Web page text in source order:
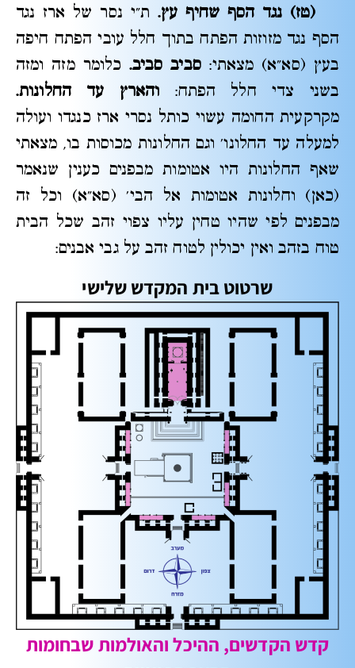
(טז) נגד הסף שחיף עץ. ת"י נסר של ארז נגד
הסף נגד מזוזות הפתח בתוך חלל עובי הפתח חיפה
בעץ (סא"א) מצאתי:סביב סביב. כלומר מזה ומזה
בשני צדי חלל הפתח: והארץ עד החלונות.
מקרקעית החומה עשוי כותל נסרי ארז כנגדו ועולה
למעלה עד החלונו' וגם החלונות מכוסות בו, מצאתי
שאף החלונות היו אטומות מבפנים כענין שנאמר
(כאן) וחלונות אטומות אל הבי' (סא"א) וכל זה
מבפנים לפי שהיו טחין עליו צפוי זהב שכל הבית
טוח בזהב ואין יכולין לטוח זהב על גבי אבנים:
שרטוט בית המקדש שלישי
קדש הקדשים, ההיכל והאולמות שבחומות